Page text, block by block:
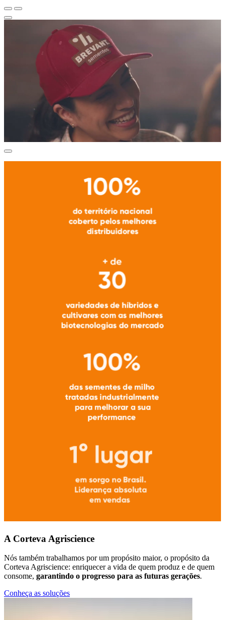
A Corteva Agriscience
Nós também trabalhamos por um propósito maior, o propósito da
Corteva Agriscience: enriquecer a vida de quem produz e de quem
consome, garantindo o progresso para as futuras gerações.
Conheça as soluções